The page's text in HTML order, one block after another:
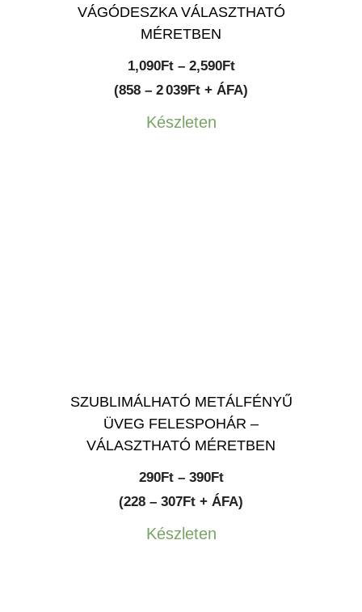
VÁGÓDESZKA VÁLASZTHATÓ
MÉRETBEN
1,090Ft – 2,590FtÁrtartomány:
1,090Ft
(858 – 2 039Ft + ÁFA)
Készleten
SZUBLIMÁLHATÓ METÁLFÉNYŰ
ÜVEG FELESPOHÁR –
VÁLASZTHATÓ MÉRETBEN
290Ft – 390FtÁrtartomány:
290Ft
(228 – 307Ft + ÁFA)
Készleten